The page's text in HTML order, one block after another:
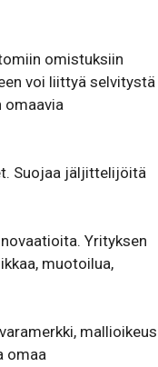
omistuksiin
voi liittyä selvitystä
omaavia
Suojaa jäljittelijöitä
Yrityksen
muotoilua,
mallioikeus
omaa